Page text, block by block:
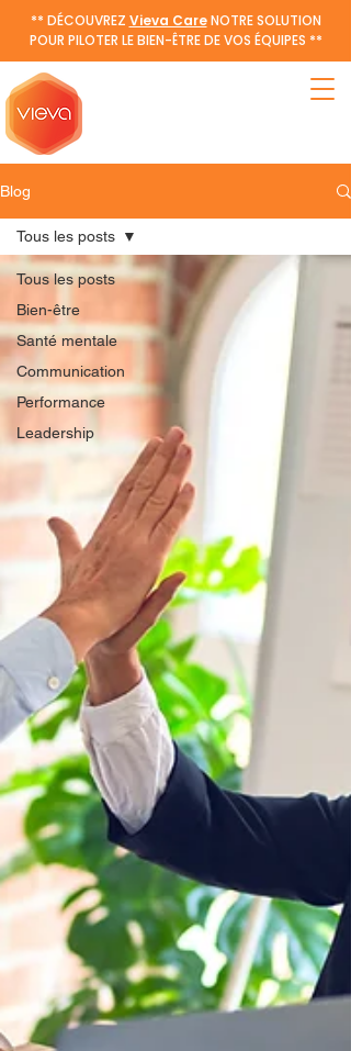
** DÉCOUVREZ Vieva CareNOTRE SOLUTION
POUR PILOTER LE BIEN-ÊTRE DE VOS ÉQUIPES **
Blog
Tous les posts
Bien-être
Santé mentale
Communication
Performance
Leadership
Tous les posts